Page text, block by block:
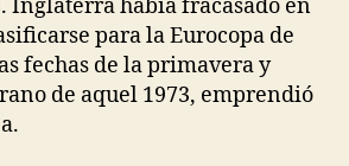
Inglaterra había fracasado en
para la Eurocopa de
fechas de la primavera y
de aquel 1973, emprendió